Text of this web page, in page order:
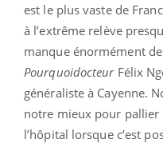
est le plus vaste de
à l’extrême relève
manque énormément
PourquoidocteurFélix
généraliste à Cayenne.
notre mieux pour pallier
l’hôpital lorsque c’est